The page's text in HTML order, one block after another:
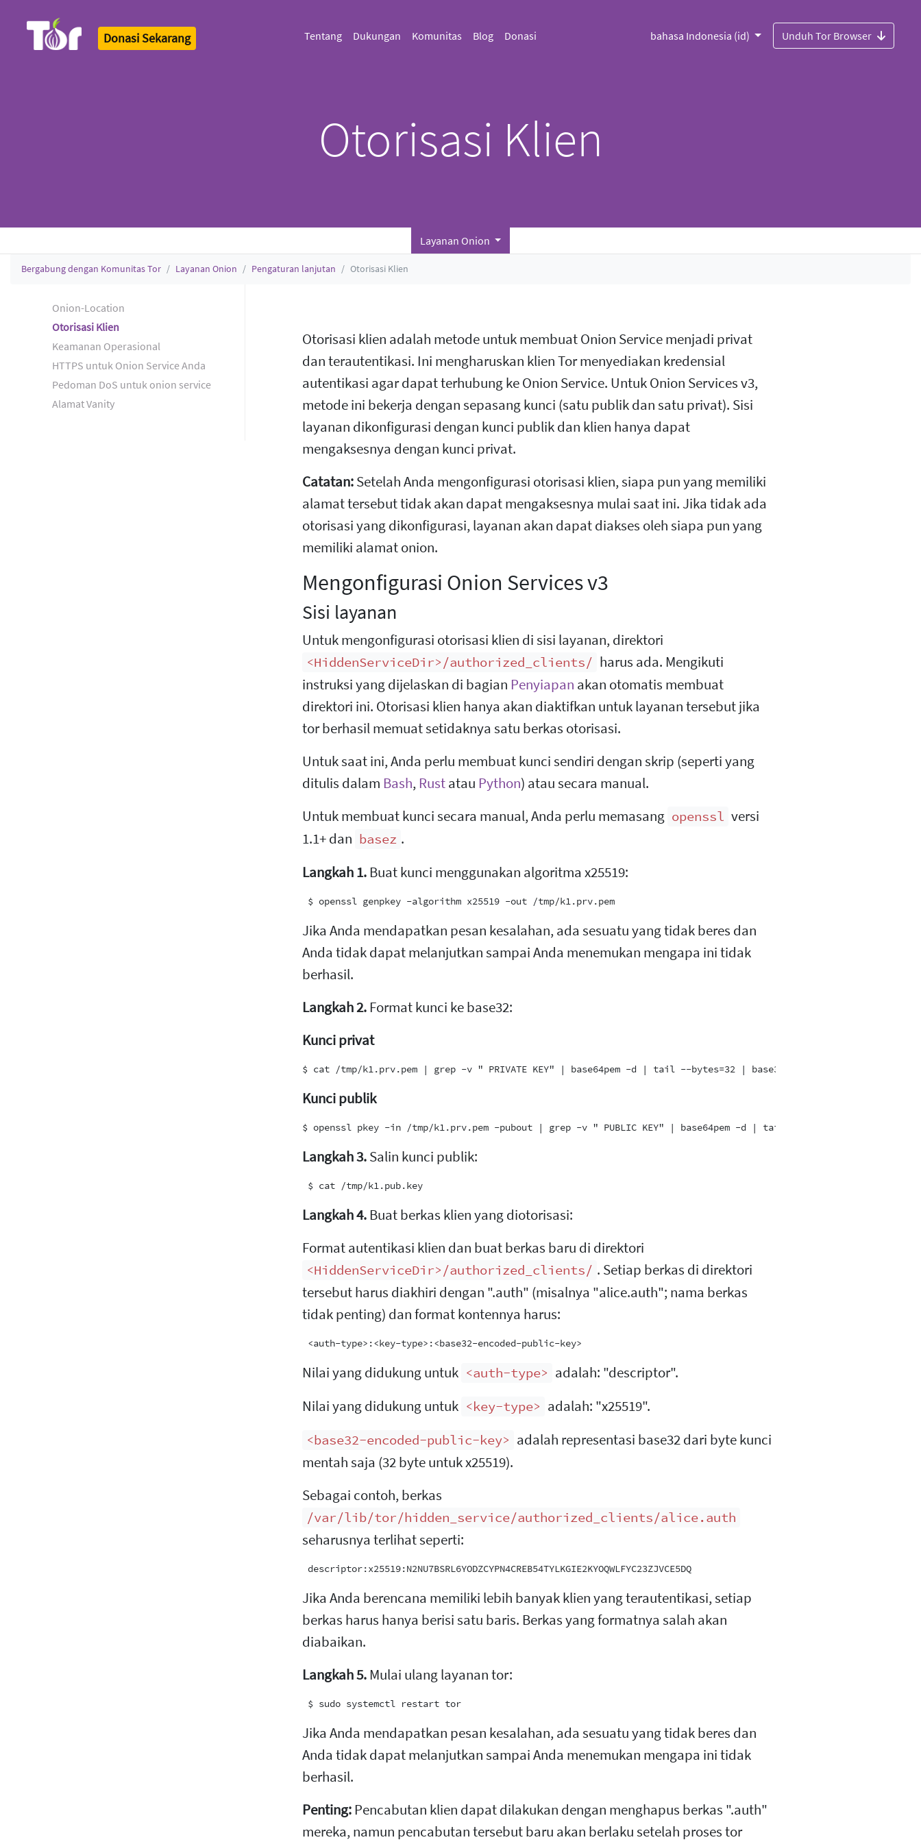
Donasi Sekarang Tentang Dukungan Komunitas Blog Donasi bahasa Indonesia (id) Unduh Tor Browser
Otorisasi Klien
Layanan Onion
Bergabung dengan Komunitas Tor Layanan Onion Pengaturan lanjutan Otorisasi Klien
Onion-Location
Otorisasi Klien
Keamanan Operasional
HTTPS untuk Onion Service Anda
Pedoman DoS untuk onion service
Alamat Vanity
Otorisasi klien adalah metode untuk membuat Onion Service menjadi privat
dan terautentikasi. Ini mengharuskan klien Tor menyediakan kredensial
autentikasi agar dapat terhubung ke Onion Service. Untuk Onion Services v3,
metode ini bekerja dengan sepasang kunci (satu publik dan satu privat). Sisi
layanan dikonfigurasi dengan kunci publik dan klien hanya dapat
mengaksesnya dengan kunci privat.
Catatan:Setelah Anda mengonfigurasi otorisasi klien, siapa pun yang memiliki
alamat tersebut tidak akan dapat mengaksesnya mulai saat ini. Jika tidak ada
otorisasi yang dikonfigurasi, layanan akan dapat diakses oleh siapa pun yang
memiliki alamat onion.
Mengonfigurasi Onion Services v3
Sisi layanan
Untuk mengonfigurasi otorisasi klien di sisi layanan, direktori
<HiddenServiceDir>/authorized_clients/ harus ada. Mengikuti
instruksi yang dijelaskan di bagian Penyiapan akan otomatis membuat
direktori ini. Otorisasi klien hanya akan diaktifkan untuk layanan tersebut jika
tor berhasil memuat setidaknya satu berkas otorisasi.
Untuk saat ini, Anda perlu membuat kunci sendiri dengan skrip (seperti yang
ditulis dalam Bash, Rustatau Python) atau secara manual.
Untuk membuat kunci secara manual, Anda perlu memasang openssl versi
1.1+ dan basez .
Langkah 1.Buat kunci menggunakan algoritma x25519:
$ openssl genpkey -algorithm x25519 -out /tmp/k1.prv.pem
Jika Anda mendapatkan pesan kesalahan, ada sesuatu yang tidak beres dan
Anda tidak dapat melanjutkan sampai Anda menemukan mengapa ini tidak
berhasil.
Langkah 2.Format kunci ke base32:
Kunci privat
Kunci publik
Langkah 3.Salin kunci publik:
$ cat /tmp/k1.pub.key
Langkah 4.Buat berkas klien yang diotorisasi:
Format autentikasi klien dan buat berkas baru di direktori
<HiddenServiceDir>/authorized_clients/ . Setiap berkas di direktori
tersebut harus diakhiri dengan ".auth" (misalnya "alice.auth"; nama berkas
tidak penting) dan format kontennya harus:
Nilai yang didukung untuk <auth-type> adalah: "descriptor".
Nilai yang didukung untuk <key-type> adalah: "x25519".
<base32-encoded-public-key> adalah representasi base32 dari byte kunci
mentah saja (32 byte untuk x25519).
Sebagai contoh, berkas
/var/lib/tor/hidden_service/authorized_clients/alice.auth
seharusnya terlihat seperti:
descriptor:x25519:N2NU7BSRL6YODZCYPN4CREB54TYLKGIE2KYOQWLFYC23ZJVCE5DQ
Jika Anda berencana memiliki lebih banyak klien yang terautentikasi, setiap
berkas harus hanya berisi satu baris. Berkas yang formatnya salah akan
diabaikan.
Langkah 5.Mulai ulang layanan tor:
$ sudo systemctl restart tor
Jika Anda mendapatkan pesan kesalahan, ada sesuatu yang tidak beres dan
Anda tidak dapat melanjutkan sampai Anda menemukan mengapa ini tidak
berhasil.
Penting:Pencabutan klien dapat dilakukan dengan menghapus berkas ".auth"
mereka, namun pencabutan tersebut baru akan berlaku setelah proses tor